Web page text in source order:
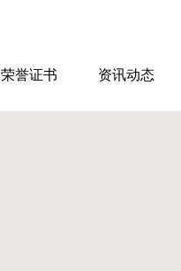
荣誉证书 资讯动态